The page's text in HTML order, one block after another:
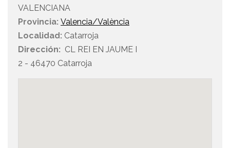
VALENCIANA
Provincia: Valencia/València
Localidad: Catarroja
Dirección: CL REI EN JAUME I
2 - 46470 Catarroja